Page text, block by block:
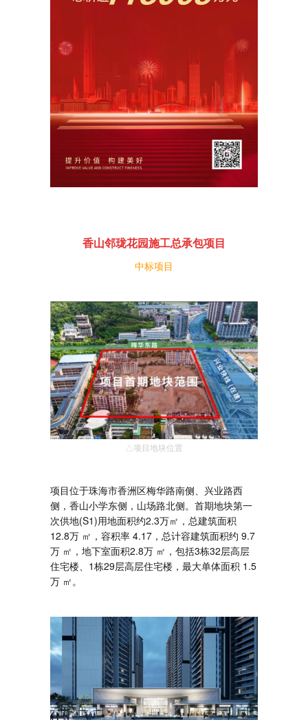
香山邻珑花园施工总承包项目
中标项目
△项目地块位置
项目位于珠海市香洲区梅华路南侧、兴业路西
侧，香山小学东侧，山场路北侧。首期地块第一
次供地(S1)用地面积约2.3万㎡，总建筑面积
12.8万 ㎡，容积率 4.17，总计容建筑面积约 9.7
万 ㎡，地下室面积2.8万 ㎡，包括3栋32层高层
住宅楼、1栋29层高层住宅楼，最大单体面积 1.5
万 ㎡。